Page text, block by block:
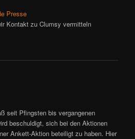
Presse
Kontakt zu Clumsy vermitteln
seit Pfingsten bis vergangenen
beschuldigt, sich bei den Aktionen
Ankett-Aktion beteiligt zu haben. Hier